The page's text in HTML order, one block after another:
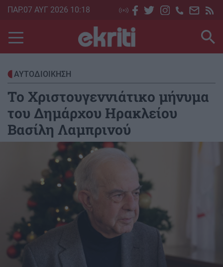
Skip
main
content
ΠΑΡ.07 ΑΥΓ 2026 10:18
ΑΥΤΟΔΙΟΙΚΗΣΗ
Το Χριστουγεννιάτικο μήνυμα
του Δημάρχου Ηρακλείου
Βασίλη Λαμπρινού